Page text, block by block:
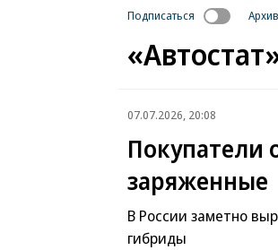
Подписаться Архив
07.07.2026, 20:08
Покупатели
заряженные
В России заметно
гибриды